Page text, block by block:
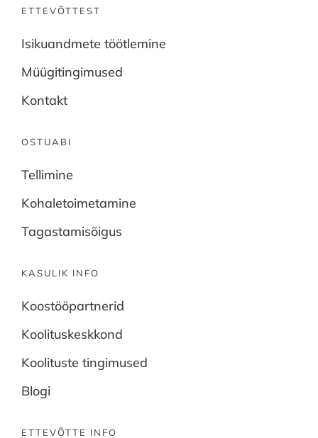
ETTEVÕTTEST
Isikuandmete töötlemine
Müügitingimused
Kontakt
OSTUABI
Tellimine
Kohaletoimetamine
Tagastamisõigus
KASULIK INFO
Koostööpartnerid
Koolituskeskkond
Koolituste tingimused
Blogi
ETTEVÕTTE INFO